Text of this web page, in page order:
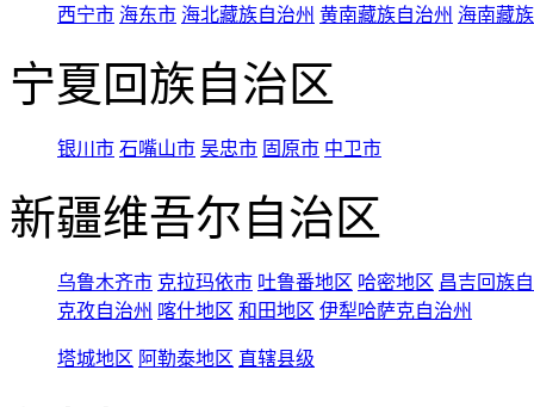
西宁市 海东市 海北藏族自治州 黄南藏族自治州 海南藏
宁夏回族自治区
银川市 石嘴山市 吴忠市 固原市 中卫市
新疆维吾尔自治区
乌鲁木齐市 克拉玛依市 吐鲁番地区 哈密地区 昌吉回族
克孜自治州 喀什地区 和田地区 伊犁哈萨克自治州
塔城地区 阿勒泰地区 直辖县级